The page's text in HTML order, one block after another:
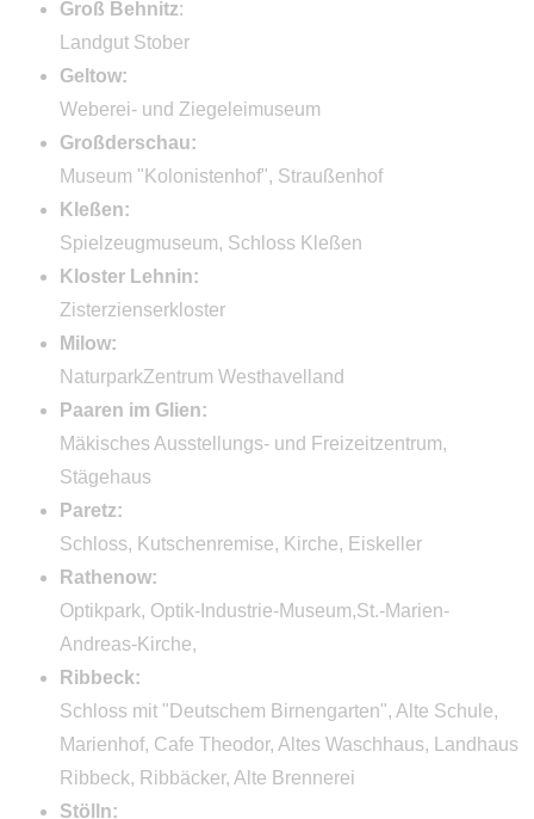
Veranstaltungen
Piktogramm-Legende
Campingcheckliste
Qualität
Klassifizierte Campingplätze
EcoCampingplätze
Campingplätze mit
ServiceQualität
Impressum
Kontakt
Groß Behnitz:
Landgut Stober
Geltow:
Weberei- und Ziegeleimuseum
Großderschau:
Museum "Kolonistenhof", Straußenhof
Kleßen:
Spielzeugmuseum, Schloss Kleßen
Kloster Lehnin:
Zisterzienserkloster
Milow:
NaturparkZentrum Westhavelland
Paaren im Glien:
Mäkisches Ausstellungs- und Freizeitzentrum,
Stägehaus
Paretz:
Schloss, Kutschenremise, Kirche, Eiskeller
Rathenow:
Optikpark, Optik-Industrie-Museum,St.-Marien-
Andreas-Kirche,
Ribbeck:
Schloss mit "Deutschem Birnengarten", Alte Schule,
Marienhof, Cafe Theodor, Altes Waschhaus, Landhaus
Ribbeck, Ribbäcker, Alte Brennerei
Stölln: